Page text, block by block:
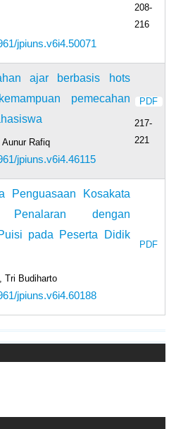
jpiuns.v6i4.50071
208-
216
ajar berbasis hots
pemecahan
Rafiq
jpiuns.v6i4.46115
PDF
217-
221
Penguasaan Kosakata
dengan
pada Peserta Didik
Tri Budiharto
jpiuns.v6i4.60188
PDF